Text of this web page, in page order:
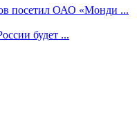
посетил ОАО «Монди ...
будет ...